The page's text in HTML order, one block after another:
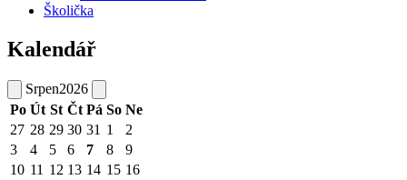
Školička
Kalendář
Srpen2026
Po Út St Čt Pá So Ne
27 28 29 30 31 1
2
3
4 5 6 7 8
9
10 11 12 13 14 15 16